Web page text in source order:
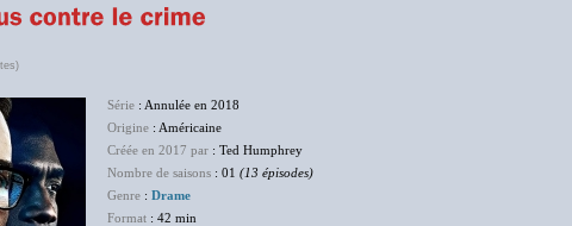
Série : Annulée en 2018
Origine : Américaine
Créée en 2017 par : Ted Humphrey
Nombre de saisons : 01 (13 épisodes)
Genre : Drame
Format : 42 min